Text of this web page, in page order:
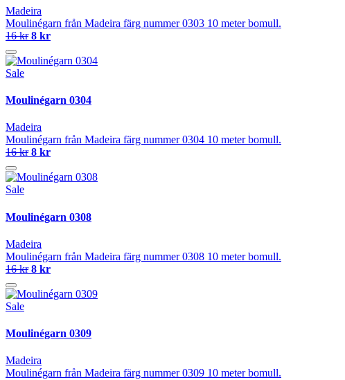
Madeira
Moulinégarn från Madeira färg nummer 0303 10 meter bomull.
16 kr 8 kr
Sale
Moulinégarn 0304
Madeira
Moulinégarn från Madeira färg nummer 0304 10 meter bomull.
16 kr 8 kr
Sale
Moulinégarn 0308
Madeira
Moulinégarn från Madeira färg nummer 0308 10 meter bomull.
16 kr 8 kr
Sale
Moulinégarn 0309
Madeira
Moulinégarn från Madeira färg nummer 0309 10 meter bomull.